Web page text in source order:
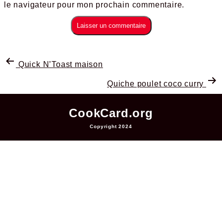
le navigateur pour mon prochain commentaire.
Quick N’Toast maison
Quiche poulet coco curry
CookCard.org
Copyright 2024